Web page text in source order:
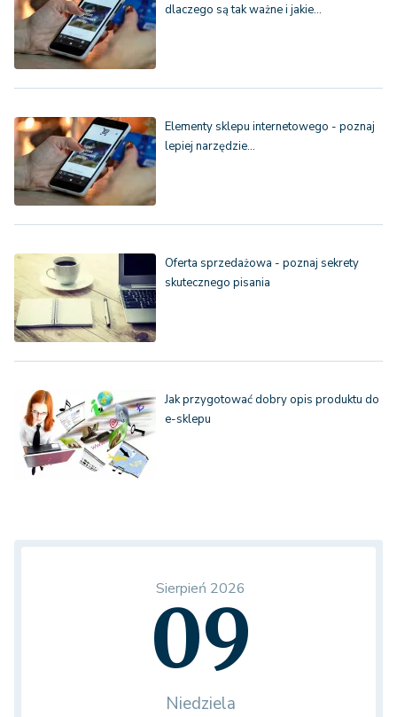
dlaczego są tak ważne i jakie…
Elementy sklepu internetowego - poznaj
lepiej narzędzie…
Oferta sprzedażowa - poznaj sekrety
skutecznego pisania
Jak przygotować dobry opis produktu do
e-sklepu
Sierpień 2026
09
Niedziela